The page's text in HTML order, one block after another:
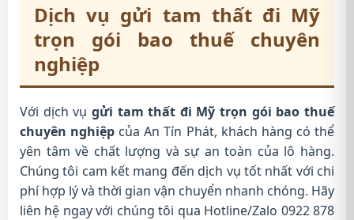
Dịch vụ gửi tam thất đi Mỹ
trọn gói bao thuế chuyên
nghiệp
Với dịch vụ gửi tam thất đi Mỹ trọn gói bao thuế
chuyên nghiệp của An Tín Phát, khách hàng có thể
yên tâm về chất lượng và sự an toàn của lô hàng.
Chúng tôi cam kết mang đến dịch vụ tốt nhất với chi
phí hợp lý và thời gian vận chuyển nhanh chóng. Hãy
liên hệ ngay với chúng tôi qua Hotline/Zalo 0922 878